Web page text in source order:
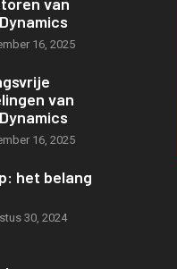
16, 2025
van
16, 2025
het belang
30, 2024